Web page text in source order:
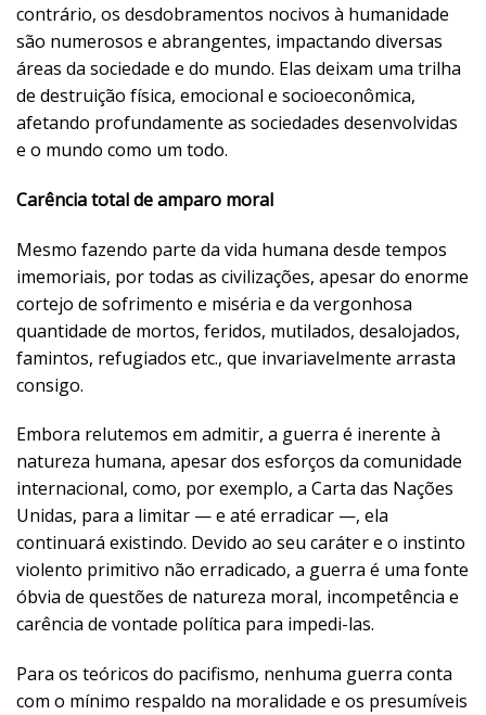
contrário, os desdobramentos nocivos à humanidade
são numerosos e abrangentes, impactando diversas
áreas da sociedade e do mundo. Elas deixam uma trilha
de destruição física, emocional e socioeconômica,
afetando profundamente as sociedades desenvolvidas
e o mundo como um todo.
Carência total de amparo moral
Mesmo fazendo parte da vida humana desde tempos
imemoriais, por todas as civilizações, apesar do enorme
cortejo de sofrimento e miséria e da vergonhosa
quantidade de mortos, feridos, mutilados, desalojados,
famintos, refugiados etc., que invariavelmente arrasta
consigo.
Embora relutemos em admitir, a guerra é inerente à
natureza humana, apesar dos esforços da comunidade
internacional, como, por exemplo, a Carta das Nações
Unidas, para a limitar — e até erradicar —, ela
continuará existindo. Devido ao seu caráter e o instinto
violento primitivo não erradicado, a guerra é uma fonte
óbvia de questões de natureza moral, incompetência e
carência de vontade política para impedi-las.
Para os teóricos do pacifismo, nenhuma guerra conta
com o mínimo respaldo na moralidade e os presumíveis